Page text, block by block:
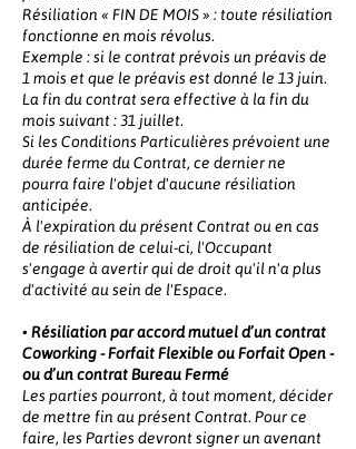
Résiliation « FIN DE MOIS » : toute résiliation
fonctionne en mois révolus.
Exemple : si le contrat prévois un préavis de
1 mois et que le préavis est donné le 13 juin.
La fin du contrat sera effective à la fin du
mois suivant : 31 juillet.
Si les Conditions Particulières prévoient une
durée ferme du Contrat, ce dernier ne
pourra faire l'objet d'aucune résiliation
anticipée.
À l'expiration du présent Contrat ou en cas
de résiliation de celui-ci, l'Occupant
s'engage à avertir qui de droit qu'il n'a plus
d'activité au sein de l'Espace.
• Résiliation par accord mutuel d’un contrat
Coworking - Forfait Flexible ou Forfait Open -
ou d’un contrat Bureau Fermé
Les parties pourront, à tout moment, décider
de mettre fin au présent Contrat. Pour ce
faire, les Parties devront signer un avenant